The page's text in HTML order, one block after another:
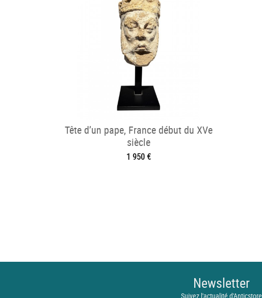
Tête d’un pape, France début du XVe
siècle
1 950 €
Newsletter
Suivez l'actualité d'Anticstore